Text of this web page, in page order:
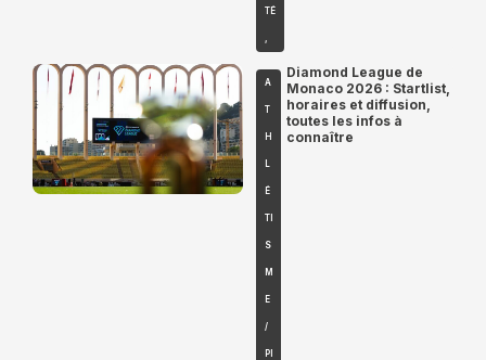
TÉ
A
T
H
É
TI
S
M
E
/
PI
Diamond League de
Monaco 2026 : Startlist,
horaires et diffusion,
toutes les infos à
connaître